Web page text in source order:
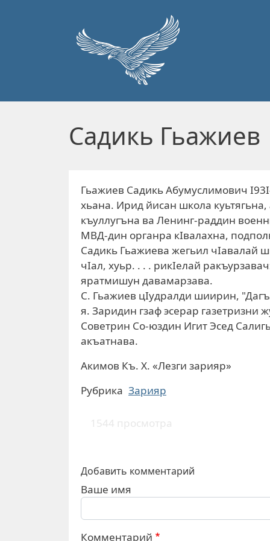
Садикь Гьажиев
Гьажиев Садикь Абумуслимович
хьана. Ирид йисан школа
къуллугъна ва Ленинг-раддин
МВД-дин органра кIвалахна,
Садикь Гьажиева жегьил чIавалай
чIал, хуьр. . . . рикIелай
яратмишун давамарзава.
С. Гьажиев цIудралди шиирин,
я. Заридин гзаф эсерар газетризни
Советрин Со-юздин Игит Эсед
акъатнава.
Акимов Къ. Х. «Лезги зарияр»
Рубрика Зарияр
1544 просмотра
Добавить комментарий
Ваше имя
Комментарий